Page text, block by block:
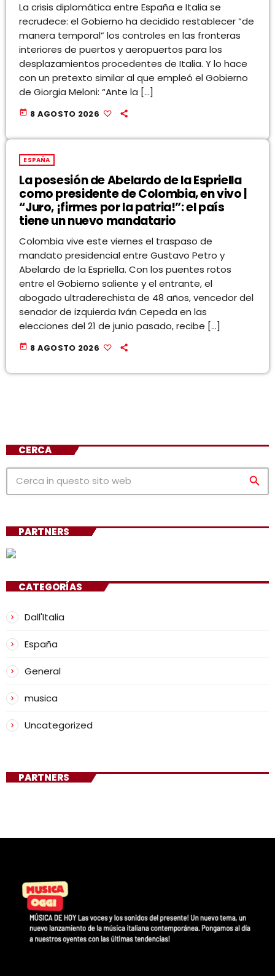
La crisis diplomática entre España e Italia se
recrudece: el Gobierno ha decidido restablecer “de
manera temporal” los controles en las fronteras
interiores de puertos y aeropuertos para los
desplazamientos procedentes de Italia. Y lo hace
con un pretexto similar al que empleó el Gobierno
de Giorgia Meloni: “Ante la […]
today 8 AGOSTO 2026
ESPAÑA
La posesión de Abelardo de la Espriella
como presidente de Colombia, en vivo |
“Juro, ¡firmes por la patria!”: el país
tiene un nuevo mandatario
Colombia vive este viernes el traspaso de
mandato presidencial entre Gustavo Petro y
Abelardo de la Espriella. Con los puentes rotos
entre el Gobierno saliente y el entrante, el
abogado ultraderechista de 48 años, vencedor del
senador de izquierda Iván Cepeda en las
elecciones del 21 de junio pasado, recibe […]
today 8 AGOSTO 2026
CERCA
search
PARTNERS
CATEGORÍAS
Dall'Italia
España
General
musica
Uncategorized
PARTNERS